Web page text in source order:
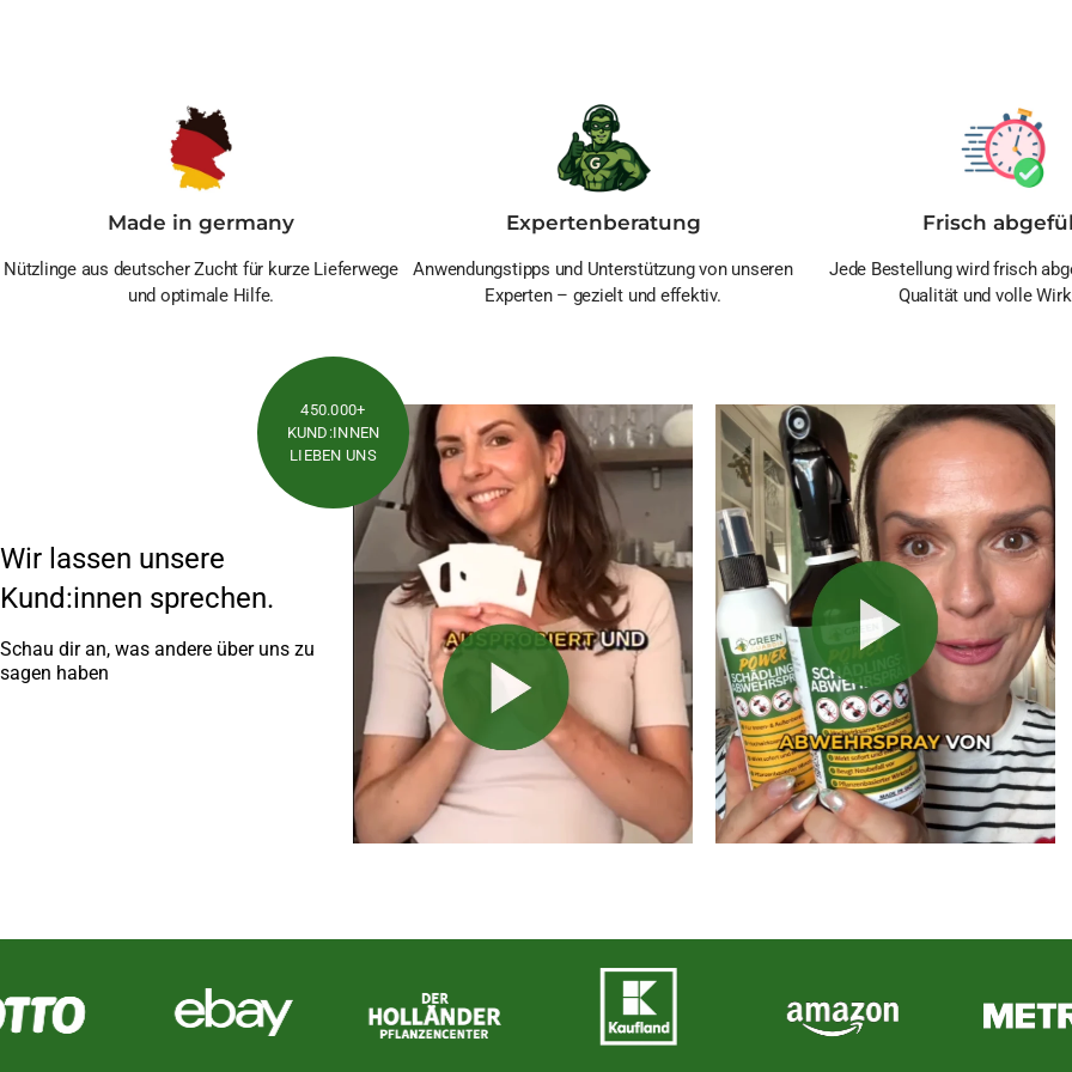
Made in germany
Nützlinge aus deutscher Zucht für kurze Lieferwege
und optimale Hilfe.
Expertenberatung
Anwendungstipps und Unterstützung von unseren
Experten – gezielt und effektiv.
Frisch
Jede Bestellung wird frisch
Qualität und volle
Wir lassen unsere
Kund:innen sprechen.
Schau dir an, was andere über uns zu
sagen haben
450.000+
KUND:INNEN
LIEBEN UNS